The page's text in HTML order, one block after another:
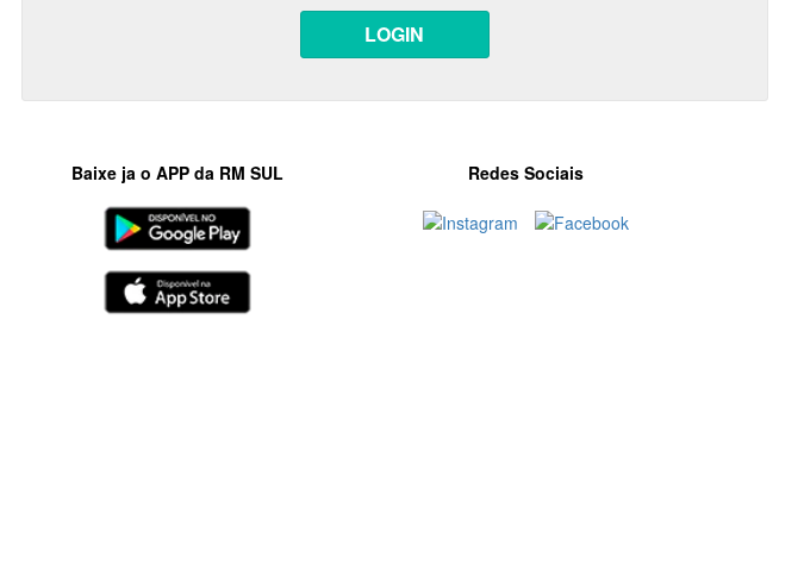
LOGIN
Baixe ja o APP da RM SUL Redes Sociais